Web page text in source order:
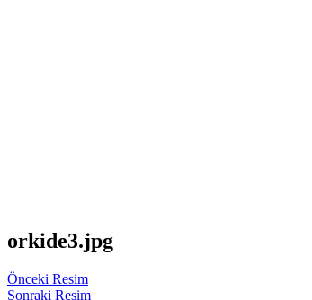
orkide3.jpg
Önceki Resim
Sonraki Resim